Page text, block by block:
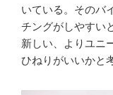
いている。そのバ
チングがしやすい
新しい、よりユニ
ひねりがいいかと